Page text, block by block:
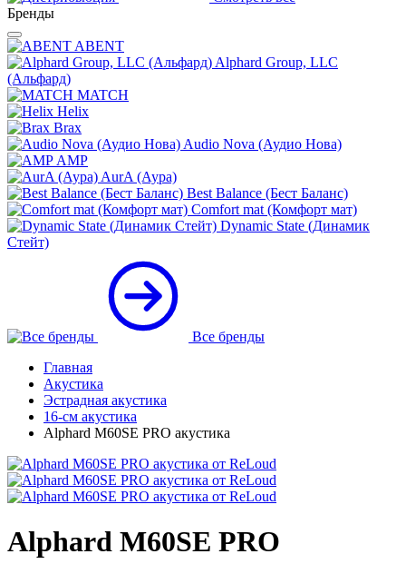
Бренды
ABENT
Alphard Group, LLC
(Альфард)
MATCH
Helix
Brax
Audio Nova (Аудио Нова)
AMP
AurA (Аура)
Best Balance (Бест Баланс)
Comfort mat (Комфорт мат)
Dynamic State (Динамик
Стейт)
Все бренды
Главная
Акустика
Эстрадная акустика
16-см акустика
Alphard M60SE PRO акустика
Alphard M60SE PRO